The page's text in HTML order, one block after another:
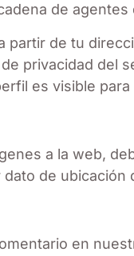
de
partir de tu
privacidad del
es visible
a la web,
de ubicación
en